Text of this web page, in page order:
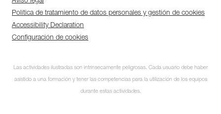
Política de tratamiento de datos personales y gestión de cookies
Accessibility Declaration
Configuración de cookies
Las actividades ilustradas son intrínsecamente peligrosas. Cada usuario debe haber
asistido a una formación y tener las competencias para la utilización de los equipos
durante estas actividades.